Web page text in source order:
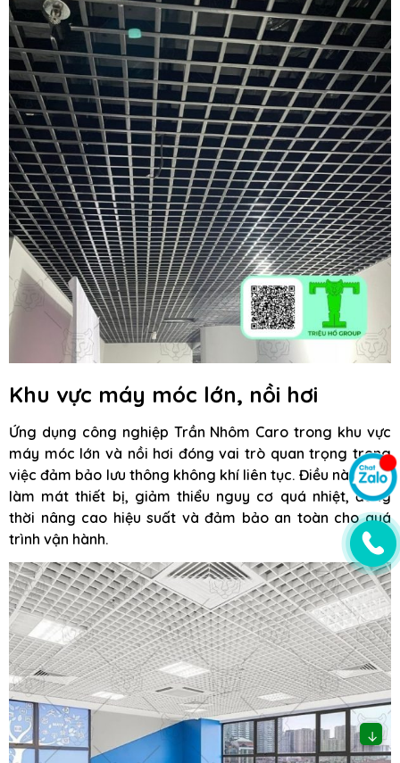
Khu vực máy móc lớn, nồi hơi
Ứng dụng công nghiệp Trần Nhôm Caro trong khu vực
máy móc lớn và nồi hơi đóng vai trò quan trọng trong
việc đảm bảo lưu thông không khí liên tục. Điều này giúp
làm mát thiết bị, giảm thiểu nguy cơ quá nhiệt, đồng
thời nâng cao hiệu suất và đảm bảo an toàn cho quá
trình vận hành.
↓